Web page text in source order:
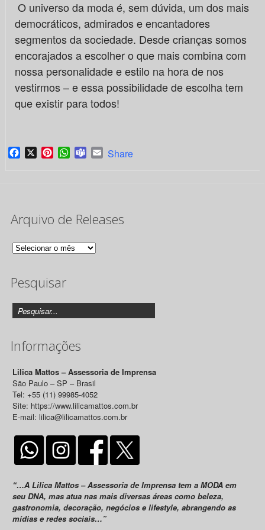
O universo da moda é, sem dúvida, um dos mais
democráticos, admirados e encantadores
segmentos da sociedade. Desde crianças somos
encorajados a escolher o que mais combina com
nossa personalidade e estilo na hora de nos
vestirmos – e essa possibilidade de escolha tem
que existir para todos!
Facebook
X PinterestWhatsApp
TeamsEmail
Share
Arquivo de Releases
Arquivo
Releases
Pesquisar
Informações
Lilica Mattos – Assessoria de Imprensa
São Paulo – SP – Brasil
Tel: +55 (11) 99985-4052
Site: https://www.lilicamattos.com.br
E-mail: lilica@lilicamattos.com.br
“…A Lilica Mattos – Assessoria de Imprensa tem a MODA em
seu DNA, mas atua nas mais diversas áreas como beleza,
gastronomia, decoração, negócios e lifestyle, abrangendo as
mídias e redes sociais…”